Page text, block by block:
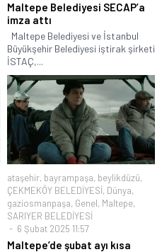
Maltepe Belediyesi SECAP’a
imza attı
Maltepe Belediyesi ve İstanbul
Büyükşehir Belediyesi iştirak şirketi
İSTAÇ,...
ataşehir, bayrampaşa, beylikdüzü,
ÇEKMEKÖY BELEDİYESİ, Dünya,
gaziosmanpaşa, Genel, Maltepe,
SARIYER BELEDİYESİ
6 Şubat 2025 11:57
Maltepe’de şubat ayı kısa